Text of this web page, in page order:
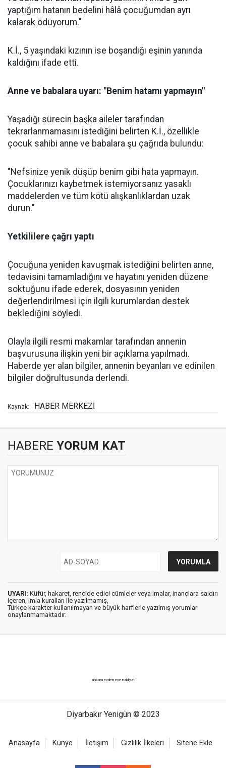
yaptığım hatanın bedelini hâlâ çocuğumdan ayrı
kalarak ödüyorum."
K.İ., 5 yaşındaki kızının ise boşandığı eşinin yanında
kaldığını ifade etti.
Anne ve babalara uyarı: "Benim hatamı yapmayın"
Yaşadığı sürecin başka aileler tarafından
tekrarlanmamasını istediğini belirten K.İ., özellikle
çocuk sahibi anne ve babalara şu çağrıda bulundu:
"Nefsinize yenik düşüp benim gibi hata yapmayın.
Çocuklarınızı kaybetmek istemiyorsanız yasaklı
maddelerden ve tüm kötü alışkanlıklardan uzak
durun."
Yetkililere çağrı yaptı
Çocuğuna yeniden kavuşmak istediğini belirten anne,
tedavisini tamamladığını ve hayatını yeniden düzene
soktuğunu ifade ederek, dosyasının yeniden
değerlendirilmesi için ilgili kurumlardan destek
beklediğini söyledi.
Olayla ilgili resmi makamlar tarafından annenin
başvurusuna ilişkin yeni bir açıklama yapılmadı.
Haberde yer alan bilgiler, annenin beyanları ve edinilen
bilgiler doğrultusunda derlendi.
Kaynak: HABER MERKEZİ
HABERE YORUM KAT
UYARI: Küfür, hakaret, rencide edici cümleler veya imalar, inançlara saldırı
içeren, imla kuralları ile yazılmamış,
Türkçe karakter kullanılmayan ve büyük harflerle yazılmış yorumlar
onaylanmamaktadır.
ankara evden eve nakliyat
Diyarbakır Yenigün © 2023
Anasayfa Künye İletişim Gizlilik İlkeleri Sitene Ekle